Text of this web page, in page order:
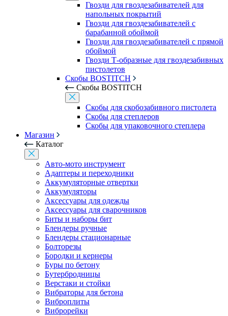
Гвозди для гвоздезабивателей для
напольных покрытий
Гвозди для гвоздезабивателей с
барабанной обоймой
Гвозди для гвоздезабивателей с прямой
обоймой
Гвозди Т-образные для гвоздезабивных
пистолетов
Скобы BOSTITCH
Скобы BOSTITCH
Скобы для скобозабивного пистолета
Скобы для степлеров
Скобы для упаковочного степлера
Магазин
Каталог
Авто-мото инструмент
Адаптеры и переходники
Аккумуляторные отвертки
Аккумуляторы
Аксессуары для одежды
Аксессуары для сварочников
Биты и наборы бит
Блендеры ручные
Блендеры стационарные
Болторезы
Бородки и кернеры
Буры по бетону
Бутербродницы
Верстаки и стойки
Вибраторы для бетона
Виброплиты
Виброрейки